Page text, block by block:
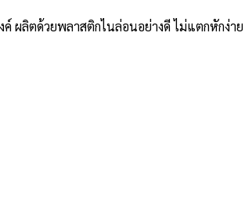
ผลิตด้วยพลาสติกไนล่อนอย่างดี ไม่แตกหักง่าย